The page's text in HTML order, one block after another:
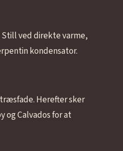
ved direkte varme,
kondensator.
Herefter sker
og Calvados for at